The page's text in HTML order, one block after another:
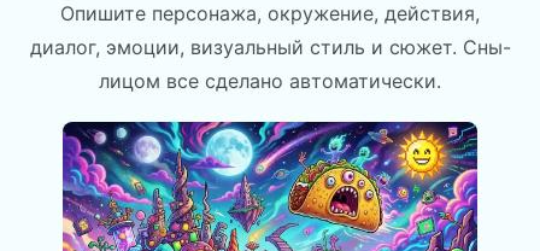
Опишите персонажа, окружение, действия,
диалог, эмоции, визуальный стиль и сюжет. Сны-
лицом все сделано автоматически.